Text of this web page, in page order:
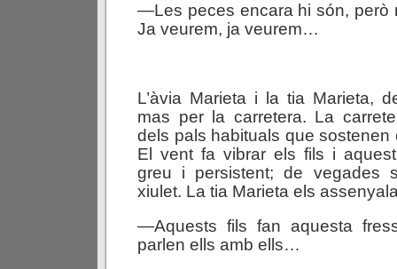
—Les peces encara hi són,
Ja veurem, ja veurem…
L’àvia Marieta i la tia Marieta,
mas per la carretera. La
dels pals habituals que sostenen
El vent fa vibrar els fils i aquest
greu i persistent; de vegades
xiulet. La tia Marieta els
—Aquests fils fan aquesta
parlen ells amb ells…